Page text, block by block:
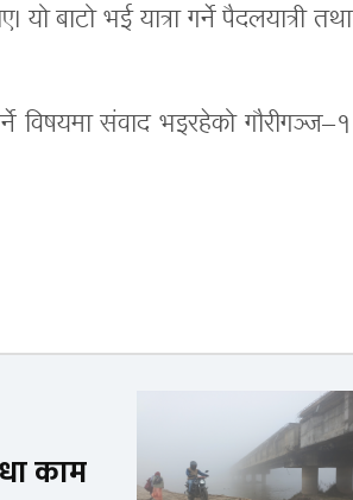
बाटो भई यात्रा गर्ने पैदलयात्री तथा
विषयमा संवाद भइरहेको गौरीगञ्ज–१
काम